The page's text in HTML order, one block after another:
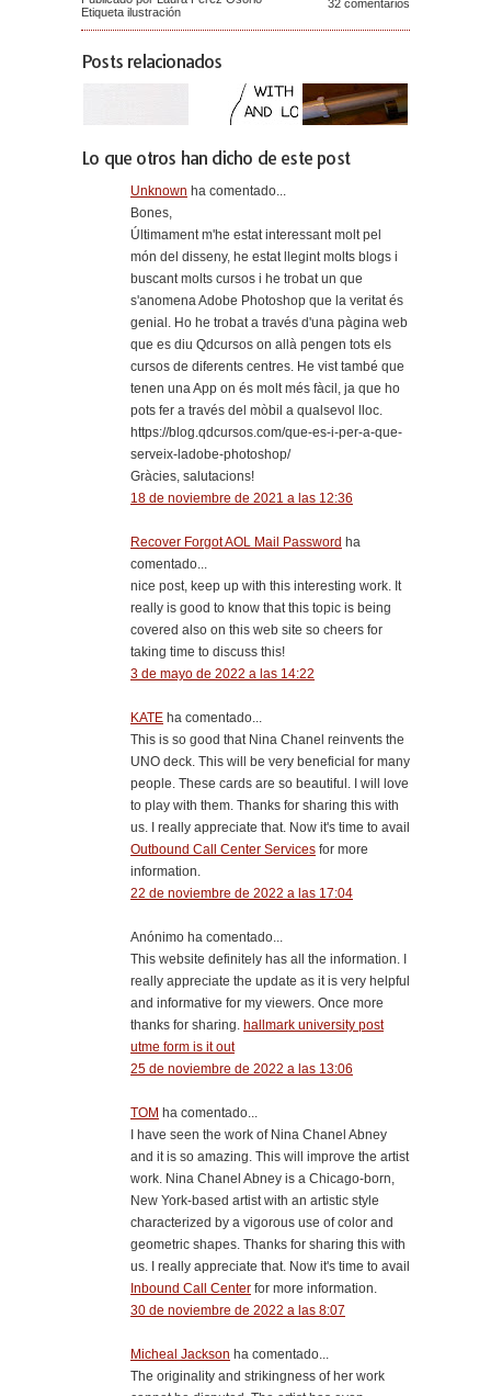
Etiqueta ilustración
32 comentarios
Posts relacionados
Lo que otros han dicho de este post
Unknown ha comentado...
Bones,
Últimament m'he estat interessant molt pel
món del disseny, he estat llegint molts blogs i
buscant molts cursos i he trobat un que
s'anomena Adobe Photoshop que la veritat és
genial. Ho he trobat a través d'una pàgina web
que es diu Qdcursos on allà pengen tots els
cursos de diferents centres. He vist també que
tenen una App on és molt més fàcil, ja que ho
pots fer a través del mòbil a qualsevol lloc.
https://blog.qdcursos.com/que-es-i-per-a-que-
serveix-ladobe-photoshop/
Gràcies, salutacions!
18 de noviembre de 2021 a las 12:36
Recover Forgot AOL Mail Password ha
comentado...
nice post, keep up with this interesting work. It
really is good to know that this topic is being
covered also on this web site so cheers for
taking time to discuss this!
3 de mayo de 2022 a las 14:22
KATE ha comentado...
This is so good that Nina Chanel reinvents the
UNO deck. This will be very beneficial for many
people. These cards are so beautiful. I will love
to play with them. Thanks for sharing this with
us. I really appreciate that. Now it's time to avail
Outbound Call Center Services for more
information.
22 de noviembre de 2022 a las 17:04
Anónimo ha comentado...
This website definitely has all the information. I
really appreciate the update as it is very helpful
and informative for my viewers. Once more
thanks for sharing. hallmark university post
utme form is it out
25 de noviembre de 2022 a las 13:06
TOM ha comentado...
I have seen the work of Nina Chanel Abney
and it is so amazing. This will improve the artist
work. Nina Chanel Abney is a Chicago-born,
New York-based artist with an artistic style
characterized by a vigorous use of color and
geometric shapes. Thanks for sharing this with
us. I really appreciate that. Now it's time to avail
Inbound Call Center for more information.
30 de noviembre de 2022 a las 8:07
Micheal Jackson ha comentado...
The originality and strikingness of her work